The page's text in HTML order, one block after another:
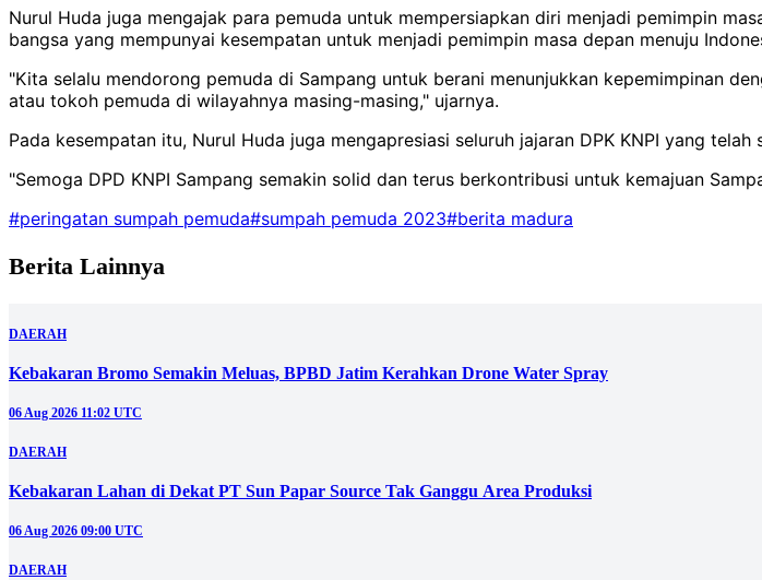
Nurul Huda juga mengajak para pemuda untuk mempersiapkan diri menjadi pemimpin
bangsa yang mempunyai kesempatan untuk menjadi pemimpin masa depan menuju
"Kita selalu mendorong pemuda di Sampang untuk berani menunjukkan kepemimpinan
atau tokoh pemuda di wilayahnya masing-masing," ujarnya.
Pada kesempatan itu, Nurul Huda juga mengapresiasi seluruh jajaran DPK KNPI yang
"Semoga DPD KNPI Sampang semakin solid dan terus berkontribusi untuk kemajuan
#peringatan sumpah pemuda#sumpah pemuda 2023#berita madura
Berita Lainnya
DAERAH
Kebakaran Bromo Semakin Meluas, BPBD Jatim Kerahkan Drone Water Spray
06 Aug 2026 11:02 UTC
DAERAH
Kebakaran Lahan di Dekat PT Sun Papar Source Tak Ganggu Area Produksi
06 Aug 2026 09:00 UTC
DAERAH